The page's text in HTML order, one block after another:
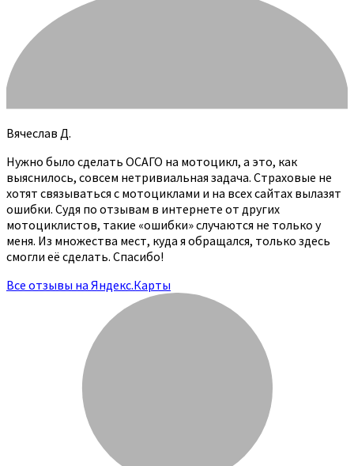
Вячеслав Д.
Нужно было сделать ОСАГО на мотоцикл, а это, как
выяснилось, совсем нетривиальная задача. Страховые не
хотят связываться с мотоциклами и на всех сайтах вылазят
ошибки. Судя по отзывам в интернете от других
мотоциклистов, такие «ошибки» случаются не только у
меня. Из множества мест, куда я обращался, только здесь
смогли её сделать. Спасибо!
Все отзывы на Яндекс.Карты